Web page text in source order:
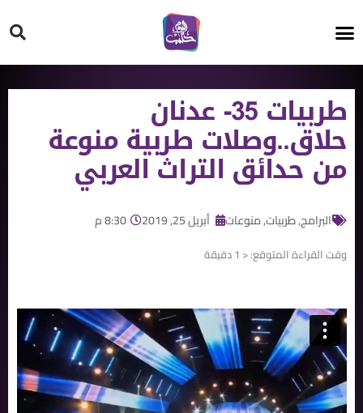
طربيات 35- عدنان
حلاق..وصلات طربية منوعة
من حدائق التراث العربي
البرامج,طربيات,منوعات أبريل 25, 2019 8:30 م
وقت القراءة المتوقع:< 1 دقيقة